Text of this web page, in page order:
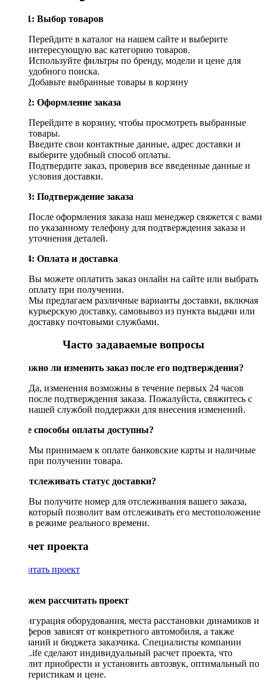
Шаг 1: Выбор товаров
Перейдите в каталог на нашем сайте и выберите
интересующую вас категорию товаров.
Используйте фильтры по бренду, модели и цене для
удобного поиска.
Добавьте выбранные товары в корзину
Шаг 2: Оформление заказа
Перейдите в корзину, чтобы просмотреть выбранные
товары.
Введите свои контактные данные, адрес доставки и
выберите удобный способ оплаты.
Подтвердите заказ, проверив все введенные данные и
условия доставки.
Шаг 3: Подтверждение заказа
После оформления заказа наш менеджер свяжется с вами
по указанному телефону для подтверждения заказа и
уточнения деталей.
Шаг 4: Оплата и доставка
Вы можете оплатить заказ онлайн на сайте или выбрать
оплату при получении.
Мы предлагаем различные варианты доставки, включая
курьерскую доставку, самовывоз из пункта выдачи или
доставку почтовыми службами.
Часто задаваемые вопросы
Возможно ли изменить заказ после его подтверждения?
Да, изменения возможны в течение первых 24 часов
после подтверждения заказа. Пожалуйста, свяжитесь с
нашей службой поддержки для внесения изменений.
Какие способы оплаты доступны?
Мы принимаем к оплате банковские карты и наличные
при получении товара.
Как отслеживать статус доставки?
Вы получите номер для отслеживания вашего заказа,
который позволит вам отслеживать его местоположение
в режиме реального времени.
Рассчет проекта
Рассчитать проект
Поможем рассчитать проект
Конфигурация оборудования, места расстановки динамиков и
сабвуферов зависят от конкретного автомобиля, а также
пожеланий и бюджета заказчика. Специалисты компании
DriveLife сделают индивидуальный расчет проекта, что
позволит приобрести и установить автозвук, оптимальный по
характеристикам и цене.